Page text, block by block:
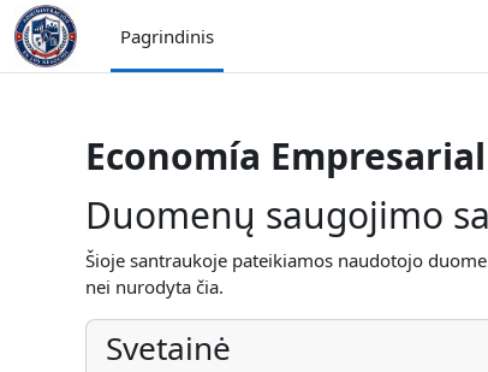
Pereiti į pagrindinį turinį
Pagrindinis
Economía Empresarial
Duomenų saugojimo
Šioje santraukoje pateikiamos naudotojo
nei nurodyta čia.
Svetainė